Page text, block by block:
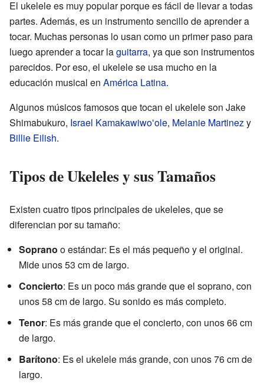
El ukelele es muy popular porque es fácil de llevar a todas
partes. Además, es un instrumento sencillo de aprender a
tocar. Muchas personas lo usan como un primer paso para
luego aprender a tocar laguitarra, ya que son instrumentos
parecidos. Por eso, el ukelele se usa mucho en la
educación musical en América Latina.
Algunos músicos famosos que tocan el ukelele son Jake
Shimabukuro, Israel Kamakawiwoʻole, Melanie Martinezy
Billie Eilish.
Tipos de Ukeleles y sus Tamaños
Existen cuatro tipos principales de ukeleles, que se
diferencian por su tamaño:
Soprano o estándar: Es el más pequeño y el original.
Mide unos 53 cm de largo.
Concierto: Es un poco más grande que el soprano, con
unos 58 cm de largo. Su sonido es más completo.
Tenor: Es más grande que el concierto, con unos 66 cm
de largo.
Barítono: Es el ukelele más grande, con unos 76 cm de
largo.